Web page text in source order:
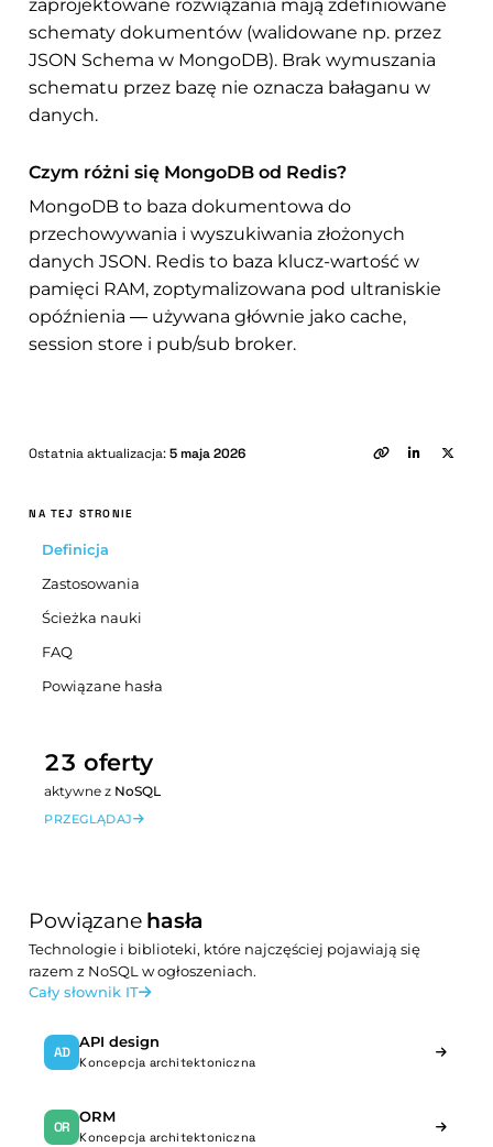
zaprojektowane rozwiązania mają zdefiniowane
schematy dokumentów (walidowane np. przez
JSON Schema w MongoDB). Brak wymuszania
schematu przez bazę nie oznacza bałaganu w
danych.
Czym różni się MongoDB od Redis?
MongoDB to baza dokumentowa do
przechowywania i wyszukiwania złożonych
danych JSON. Redis to baza klucz-wartość w
pamięci RAM, zoptymalizowana pod ultraniskie
opóźnienia — używana głównie jako cache,
session store i pub/sub broker.
Ostatnia aktualizacja:5 maja 2026
NA TEJ STRONIE
Definicja
Zastosowania
Ścieżka nauki
FAQ
Powiązane hasła
23 oferty
aktywne z NoSQL
PRZEGLĄDAJ
Powiązane hasła
Technologie i biblioteki, które najczęściej pojawiają się
razem z NoSQL w ogłoszeniach.
Cały słownik IT
AD
API design
Koncepcja architektoniczna
OR
ORM
Koncepcja architektoniczna